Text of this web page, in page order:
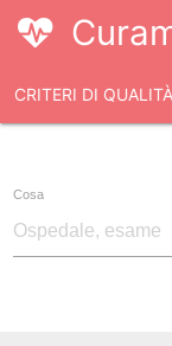
CRITERI DI QUALITÀ
Cosa